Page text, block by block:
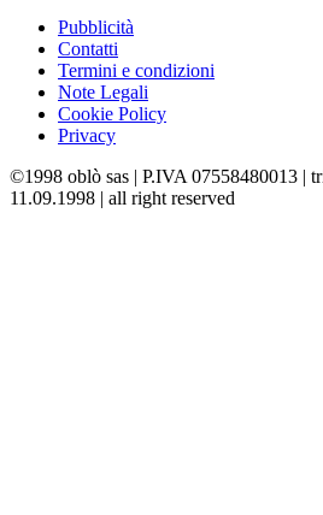
Pubblicità
Contatti
Termini e condizioni
Note Legali
Cookie Policy
Privacy
©1998 oblò sas | P.IVA 07558480013 |
11.09.1998 | all right reserved